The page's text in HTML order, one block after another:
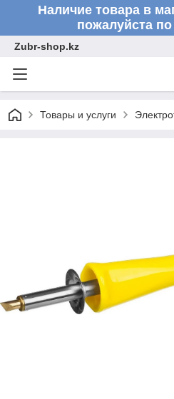
Наличие товара в
пожалуйста
Zubr-shop.kz
Товары и услуги